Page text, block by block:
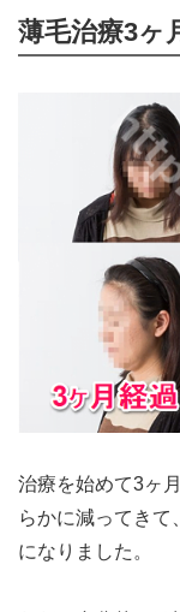
薄毛治療3ヶ
治療を始めて3ヶ
らかに減ってきて
になりました。